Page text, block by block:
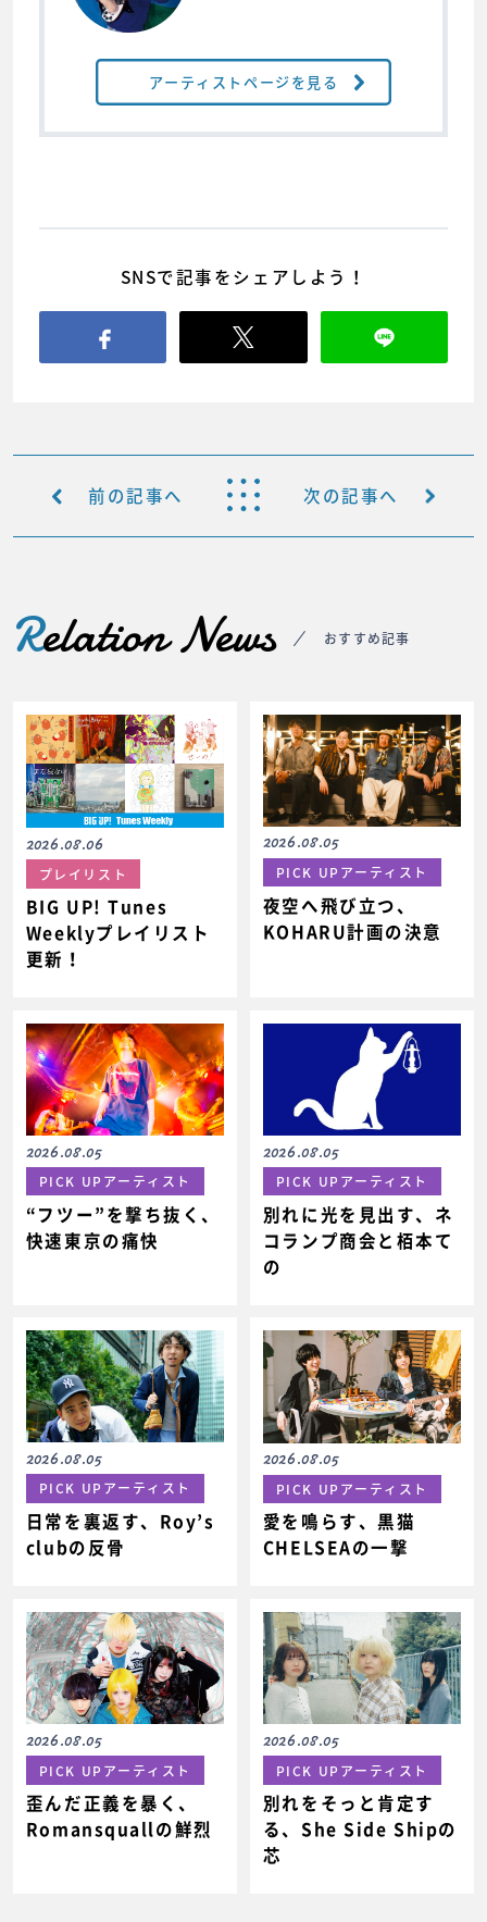
アーティストページを見る
SNSで記事をシェアしよう！
前の記事へ 次の記事へ
Relation News おすすめ記事
2026.08.06
プレイリスト
BIG UP! Tunes
Weeklyプレイリスト
更新！
2026.08.05
PICK UPアーティスト
夜空へ飛び立つ、
KOHARU計画の決意
2026.08.05
PICK UPアーティスト
“フツー”を撃ち抜く、
快速東京の痛快
2026.08.05
PICK UPアーティスト
別れに光を見出す、ネ
コランプ商会と栢本て
の
2026.08.05
PICK UPアーティスト
日常を裏返す、Roy’s
clubの反骨
2026.08.05
PICK UPアーティスト
愛を鳴らす、黒猫
CHELSEAの一撃
2026.08.05
PICK UPアーティスト
歪んだ正義を暴く、
Romansquallの鮮烈
2026.08.05
PICK UPアーティスト
別れをそっと肯定す
る、She Side Shipの
芯